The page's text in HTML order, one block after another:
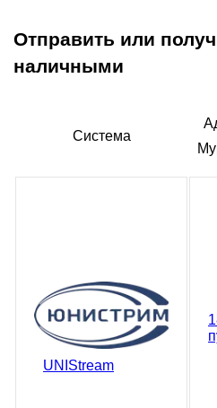
Отправить или
наличными
Система
UNIStream